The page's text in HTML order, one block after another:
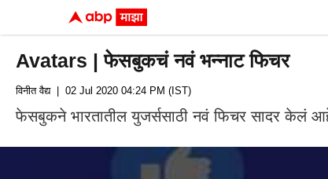
Avatars | फेसबुकचं नवं भन्नाट फिचर
विनीत वैद्य| 02 Jul 2020 04:24 PM (IST)
फेसबुकने भारतातील युजर्ससाठी नवं फिचर सादर केलं